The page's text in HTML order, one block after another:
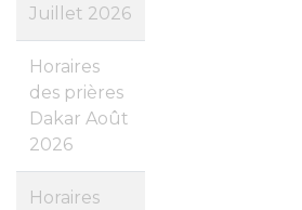
Juillet 2026
Horaires
des prières
Dakar Août
2026
Horaires